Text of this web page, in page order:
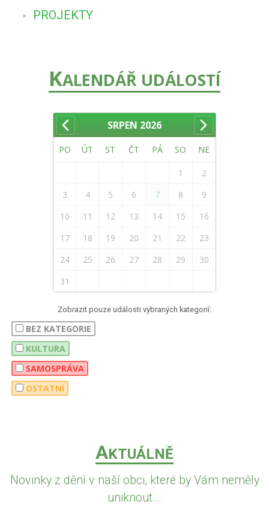
PROJEKTY
KALENDÁŘ UDÁLOSTÍ
SRPEN 2026
PO ÚT ST ČT PÁ SO NE
1
2
3
4 5 6 7 8
9
10
11 12 13 14 15
16
17
18 19 20 21 22
23
24
25 26 27 28 29
30
31
Zobrazit pouze události vybraných kategorií:
BEZ KATEGORIE
KULTURA
SAMOSPRÁVA
OSTATNÍ
AKTUÁLNĚ
Novinky z dění v naší obci, které by Vám neměly
uniknout...